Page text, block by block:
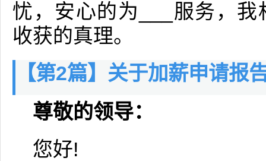
忧，安心的为___服务，
收获的真理。
【第2篇】关于加薪申请报
尊敬的领导：
您好!